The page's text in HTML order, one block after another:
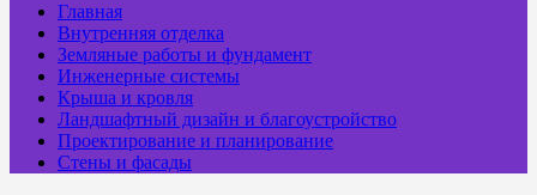
Главная
Внутренняя отделка
Земляные работы и фундамент
Инженерные системы
Крыша и кровля
Ландшафтный дизайн и благоустройство
Проектирование и планирование
Стены и фасады